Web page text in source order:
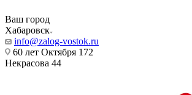
Ваш город
Хабаровск
info@zalog-vostok.ru
60 лет Октября 172
Некрасова 44